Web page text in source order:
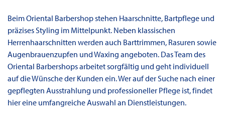
Beim Oriental Barbershop stehen Haarschnitte, Bartpflege und
präzises Styling im Mittelpunkt. Neben klassischen
Herrenhaarschnitten werden auch Barttrimmen, Rasuren sowie
Augenbrauenzupfen und Waxing angeboten. Das Team des
Oriental Barbershops arbeitet sorgfältig und geht individuell
auf die Wünsche der Kunden ein. Wer auf der Suche nach einer
gepflegten Ausstrahlung und professioneller Pflege ist, findet
hier eine umfangreiche Auswahl an Dienstleistungen.